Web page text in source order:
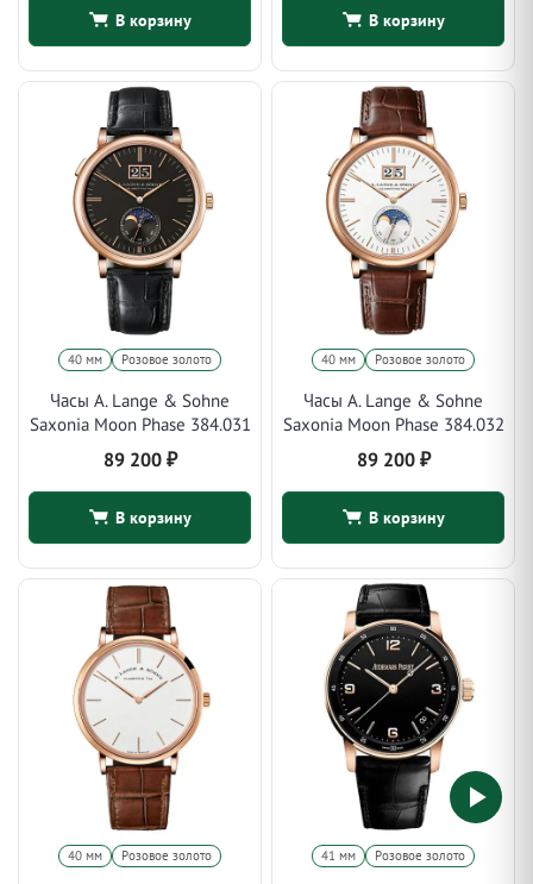
В корзину В корзину
40 мм Розовое золото
Часы A. Lange & Sohne
Saxonia Moon Phase 384.031
89 200 ₽
В корзину
40 мм Розовое золото
Часы A. Lange & Sohne
Saxonia Moon Phase 384.032
89 200 ₽
В корзину
40 мм Розовое золото 41 мм Розовое золото